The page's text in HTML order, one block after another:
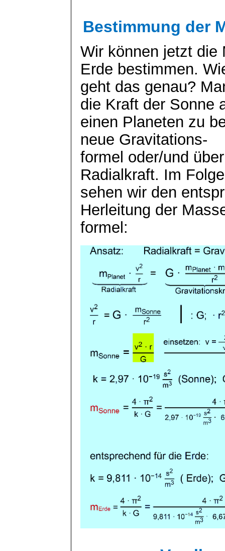
Bestimmung der
Wir können jetzt die
Erde bestimmen.
geht das genau?
die Kraft der Sonne
einen Planeten zu
neue Gravitations-
formel oder/und
Radialkraft. Im
sehen wir den
Herleitung der
formel: